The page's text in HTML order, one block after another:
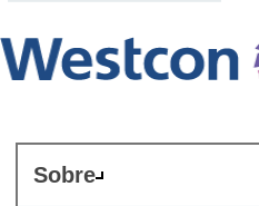
Sobre